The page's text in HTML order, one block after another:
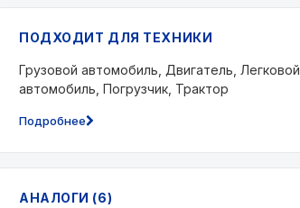
ПОДХОДИТ ДЛЯ ТЕХНИКИ
Грузовой автомобиль, Двигатель, Легковой
автомобиль, Погрузчик, Трактор
Подробнее
АНАЛОГИ (6)